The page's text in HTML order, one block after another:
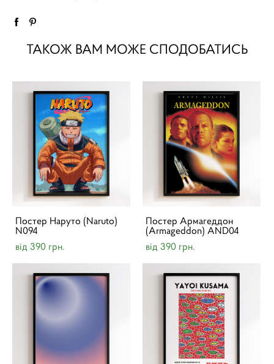
ТАКОЖ ВАМ МОЖЕ СПОДОБАТИСЬ
Постер Наруто (Naruto)
N094
від 390 грн.
Постер Армагеддон
(Armageddon) AND04
від 390 грн.